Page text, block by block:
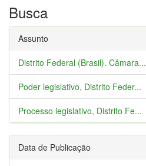
Busca
Assunto
Distrito Federal (Brasil). Câmara...
Poder legislativo, Distrito Feder...
Processo legislativo, Distrito Fe...
Data de Publicação